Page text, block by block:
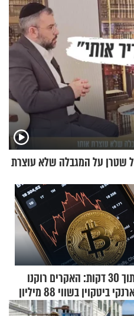
שטרן על המגבלה שלא עוצרת
תוך 30 דקות: האקרים רוקנו
ארנקי ביטקוין בשווי 88 מיליון